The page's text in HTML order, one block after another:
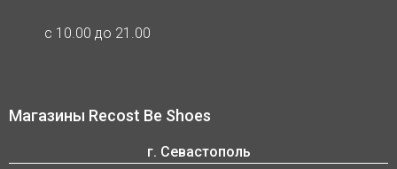
с 10.00 до 21.00
Магазины Recost Be Shoes
г. Севастополь